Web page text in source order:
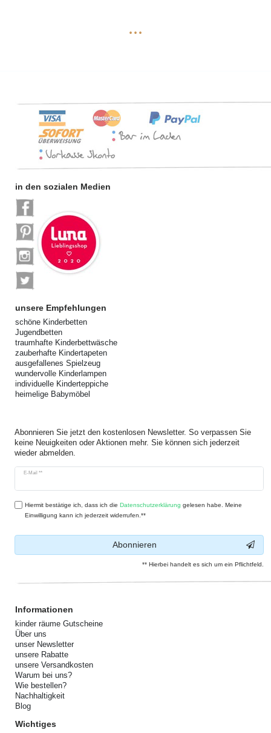
...
in den sozialen Medien
unsere Empfehlungen
schöne Kinderbetten
Jugendbetten
traumhafte Kinderbettwäsche
zauberhafte Kindertapeten
ausgefallenes Spielzeug
wundervolle Kinderlampen
individuelle Kinderteppiche
heimelige Babymöbel
Abonnieren Sie jetzt den kostenlosen Newsletter. So verpassen Sie
keine Neuigkeiten oder Aktionen mehr. Sie können sich jederzeit
wieder abmelden.
E-Mail **
Newsletter
Hiermit bestätige ich, dass ich dieDaten­schutz­erklärung gelesen habe. Meine
Einwilligung kann ich jederzeit widerrufen.**
Abonnieren
** Hierbei handelt es sich um ein Pflichtfeld.
Informationen
kinder räume Gutscheine
Über uns
unser Newsletter
unsere Rabatte
unsere Versandkosten
Warum bei uns?
Wie bestellen?
Nachhaltigkeit
Blog
Wichtiges